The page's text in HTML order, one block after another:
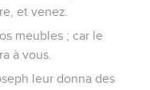
et venez.
meubles ; car le
à vous.
leur donna des